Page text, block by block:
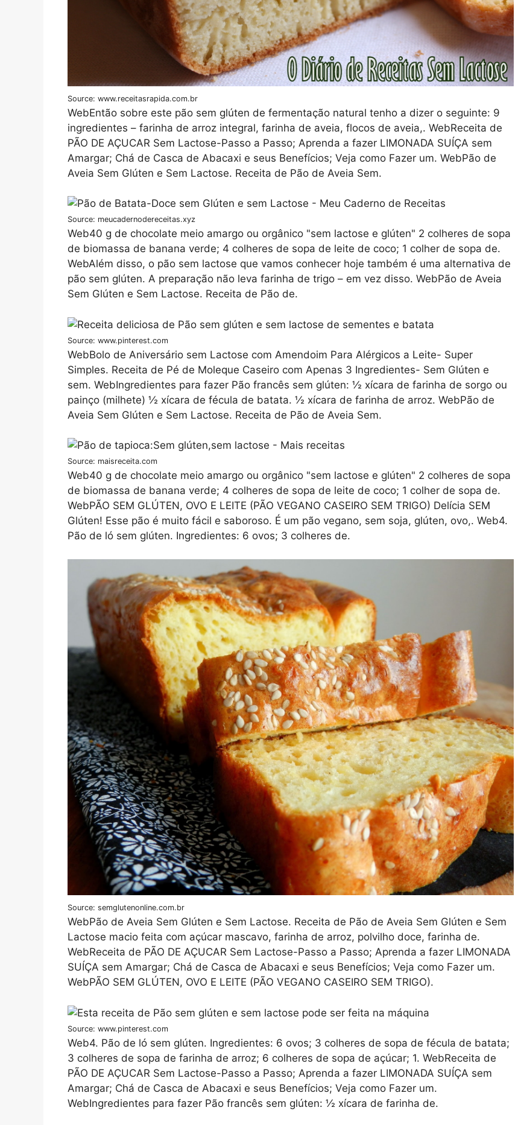
Source: www.receitasrapida.com.br
WebEntão sobre este pão sem glúten de fermentação natural tenho a dizer o seguinte: 9
ingredientes – farinha de arroz integral, farinha de aveia, flocos de aveia,. WebReceita de
PÃO DE AÇUCAR Sem Lactose-Passo a Passo; Aprenda a fazer LIMONADA SUÍÇA sem
Amargar; Chá de Casca de Abacaxi e seus Benefícios; Veja como Fazer um. WebPão de
Aveia Sem Glúten e Sem Lactose. Receita de Pão de Aveia Sem.
Source: meucadernodereceitas.xyz
Web40 g de chocolate meio amargo ou orgânico "sem lactose e glúten" 2 colheres de sopa
de biomassa de banana verde; 4 colheres de sopa de leite de coco; 1 colher de sopa de.
WebAlém disso, o pão sem lactose que vamos conhecer hoje também é uma alternativa de
pão sem glúten. A preparação não leva farinha de trigo – em vez disso. WebPão de Aveia
Sem Glúten e Sem Lactose. Receita de Pão de.
Source: www.pinterest.com
WebBolo de Aniversário sem Lactose com Amendoim Para Alérgicos a Leite- Super
Simples. Receita de Pé de Moleque Caseiro com Apenas 3 Ingredientes- Sem Glúten e
sem. WebIngredientes para fazer Pão francês sem glúten: ½ xícara de farinha de sorgo ou
painço (milhete) ½ xícara de fécula de batata. ½ xícara de farinha de arroz. WebPão de
Aveia Sem Glúten e Sem Lactose. Receita de Pão de Aveia Sem.
Source: maisreceita.com
Web40 g de chocolate meio amargo ou orgânico "sem lactose e glúten" 2 colheres de sopa
de biomassa de banana verde; 4 colheres de sopa de leite de coco; 1 colher de sopa de.
WebPÃO SEM GLÚTEN, OVO E LEITE (PÃO VEGANO CASEIRO SEM TRIGO) Delícia SEM
Glúten! Esse pão é muito fácil e saboroso. É um pão vegano, sem soja, glúten, ovo,. Web4.
Pão de ló sem glúten. Ingredientes: 6 ovos; 3 colheres de.
Source: semglutenonline.com.br
WebPão de Aveia Sem Glúten e Sem Lactose. Receita de Pão de Aveia Sem Glúten e Sem
Lactose macio feita com açúcar mascavo, farinha de arroz, polvilho doce, farinha de.
WebReceita de PÃO DE AÇUCAR Sem Lactose-Passo a Passo; Aprenda a fazer LIMONADA
SUÍÇA sem Amargar; Chá de Casca de Abacaxi e seus Benefícios; Veja como Fazer um.
WebPÃO SEM GLÚTEN, OVO E LEITE (PÃO VEGANO CASEIRO SEM TRIGO).
Source: www.pinterest.com
Web4. Pão de ló sem glúten. Ingredientes: 6 ovos; 3 colheres de sopa de fécula de batata;
3 colheres de sopa de farinha de arroz; 6 colheres de sopa de açúcar; 1. WebReceita de
PÃO DE AÇUCAR Sem Lactose-Passo a Passo; Aprenda a fazer LIMONADA SUÍÇA sem
Amargar; Chá de Casca de Abacaxi e seus Benefícios; Veja como Fazer um.
WebIngredientes para fazer Pão francês sem glúten: ½ xícara de farinha de.